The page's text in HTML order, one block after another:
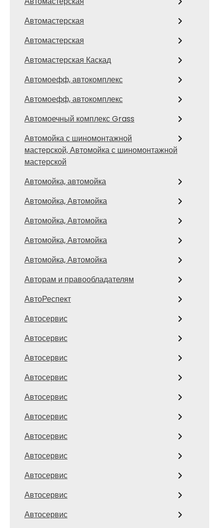
Автомастерская
Автомастерская
Автомастерская Каскад
Автомоефф, автокомплекс
Автомоефф, автокомплекс
Автомоечный комплекс Grass
Автомойка с шиномонтажной
мастерской, Автомойка с шиномонтажной
мастерской
Автомойка, автомойка
Автомойка, Автомойка
Автомойка, Автомойка
Автомойка, Автомойка
Автомойка, Автомойка
Авторам и правообладателям
АвтоРеспект
Автосервис
Автосервис
Автосервис
Автосервис
Автосервис
Автосервис
Автосервис
Автосервис
Автосервис
Автосервис
Автосервис